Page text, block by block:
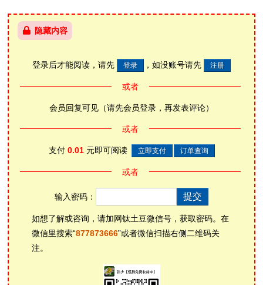
隐藏内容
登录后才能阅读， 请先 ，如没账号请先
或者
会员回复可见（请先会员登录，再发表评论）
或者
支付 0.01元即可阅读
或者
输入密码：
如想了解或咨询，请加网钛土豆微信号，获取密码。在
微信里搜索“877873666”或者微信扫描右侧二维码关
注。